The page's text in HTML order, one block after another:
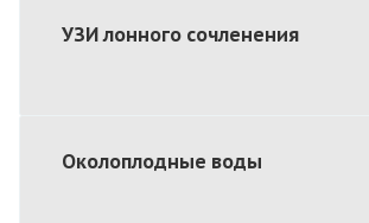
УЗИ лонного сочленения
Околоплодные воды